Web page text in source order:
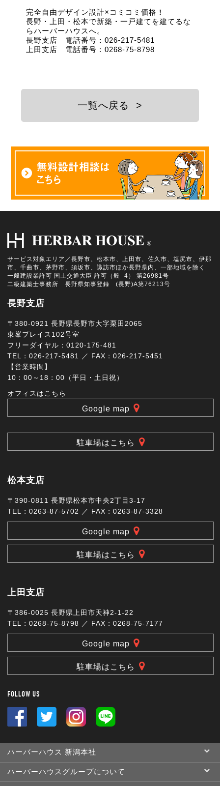
完全自由デザイン設計×コミコミ価格！
長野・上田・松本で新築・一戸建てを建てるな
らハーバーハウスへ。
長野支店 電話番号：026-217-5481
上田支店 電話番号：0268-75-8798
一覧へ戻る >
サービス対象エリア／長野市、松本市、上田市、佐久市、塩尻市、伊那
市、千曲市、茅野市、須坂市、諏訪市ほか長野県内、一部地域を除く
一般建設業許可 国土交通大臣 許可（般- 4） 第26981号
二級建築士事務所 長野県知事登録 (長野)A第76213号
長野支店
〒380-0921 長野県長野市大字栗田2065
東峯プレイス102号室
フリーダイヤル：0120-175-481
TEL：026-217-5481 ／ FAX：026-217-5451
【営業時間】
10：00～18：00（平日・土日祝）
オフィスはこちら
Google map
駐車場はこちら
松本支店
〒390-0811 長野県松本市中央2丁目3-17
TEL：0263-87-5702 ／ FAX：0263-87-3328
Google map
駐車場はこちら
上田支店
〒386-0025 長野県上田市天神2-1-22
TEL：0268-75-8798 ／ FAX：0268-75-7177
Google map
駐車場はこちら
FOLLOW US
ハーバーハウス 新潟本社
ハーバーハウスグループについて